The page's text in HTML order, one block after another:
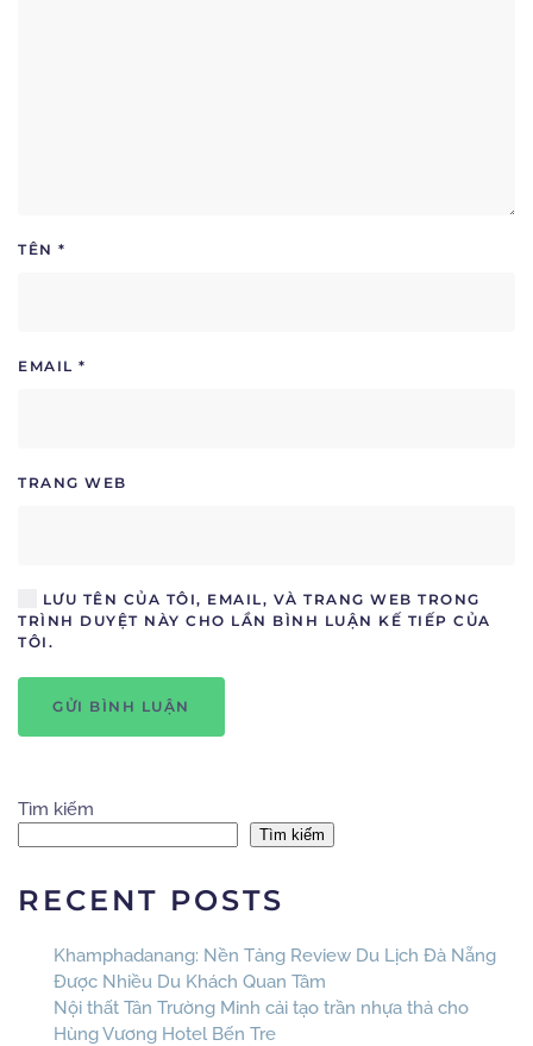
TÊN *
EMAIL *
TRANG WEB
LƯU TÊN CỦA TÔI, EMAIL, VÀ TRANG WEB TRONG
TRÌNH DUYỆT NÀY CHO LẦN BÌNH LUẬN KẾ TIẾP CỦA
TÔI.
GỬI BÌNH LUẬN
Tìm kiếm
Tìm kiếm
RECENT POSTS
Khamphadanang: Nền Tảng Review Du Lịch Đà Nẵng
Được Nhiều Du Khách Quan Tâm
Nội thất Tân Trường Minh cải tạo trần nhựa thả cho
Hùng Vương Hotel Bến Tre